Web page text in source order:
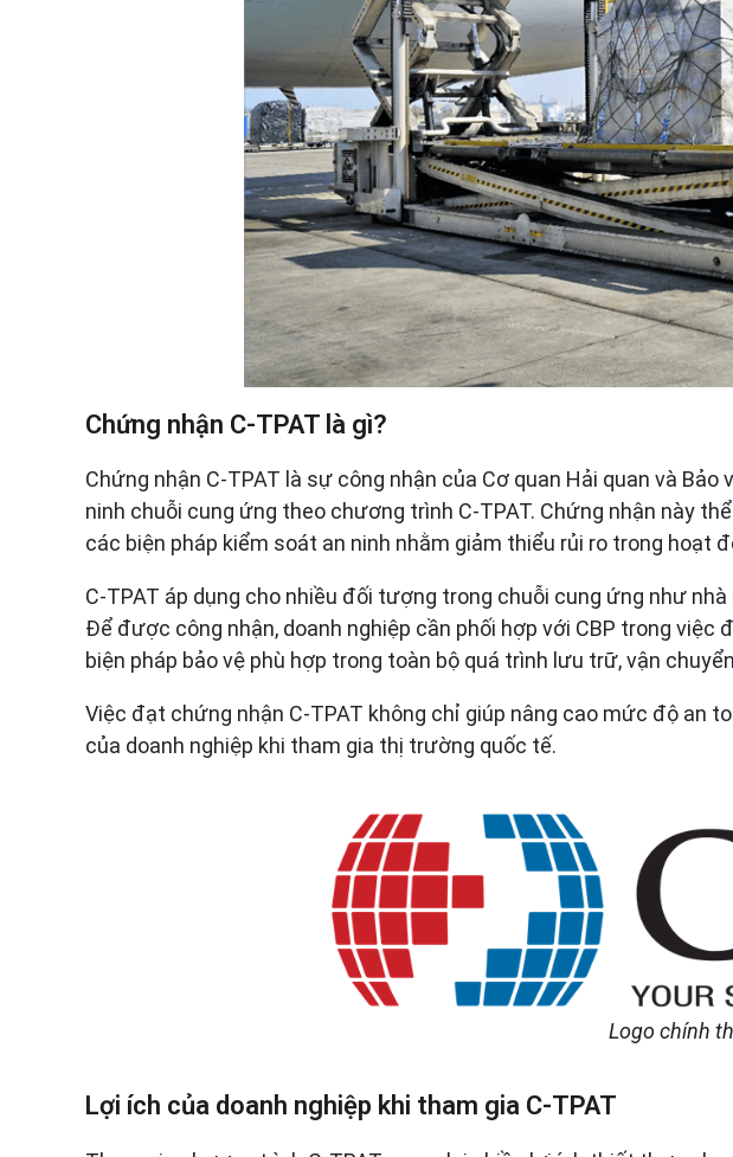
Chứng nhận C-TPAT là gì?
Chứng nhận C-TPAT là sự công nhận của Cơ quan Hải quan và
ninh chuỗi cung ứng theo chương trình C-TPAT. Chứng nhận này
các biện pháp kiểm soát an ninh nhằm giảm thiểu rủi ro trong hoạt
C-TPAT áp dụng cho nhiều đối tượng trong chuỗi cung ứng như
Để được công nhận, doanh nghiệp cần phối hợp với CBP trong
biện pháp bảo vệ phù hợp trong toàn bộ quá trình lưu trữ, vận
Việc đạt chứng nhận C-TPAT không chỉ giúp nâng cao mức độ an
của doanh nghiệp khi tham gia thị trường quốc tế.
Logo chính
Lợi ích của doanh nghiệp khi tham gia C-TPAT